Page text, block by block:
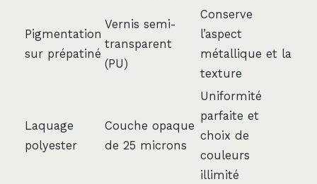
Pigmentation
sur prépatiné
Vernis semi-
transparent
(PU)
Conserve
l’aspect
métallique et la
texture
Laquage
polyester
Couche opaque
de 25 microns
Uniformité
parfaite et
choix de
couleurs
illimité